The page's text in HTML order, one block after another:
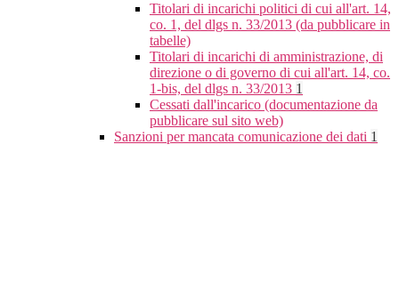
Titolari di incarichi politici di cui all'art. 14,
co. 1, del dlgs n. 33/2013 (da pubblicare in
tabelle)
Titolari di incarichi di amministrazione, di
direzione o di governo di cui all'art. 14, co.
1-bis, del dlgs n. 33/2013 1
Cessati dall'incarico (documentazione da
pubblicare sul sito web)
Sanzioni per mancata comunicazione dei dati 1